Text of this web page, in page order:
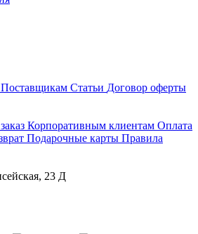
Поставщикам Статьи Договор оферты
Корпоративным клиентам Оплата
Подарочные карты Правила
23 Д